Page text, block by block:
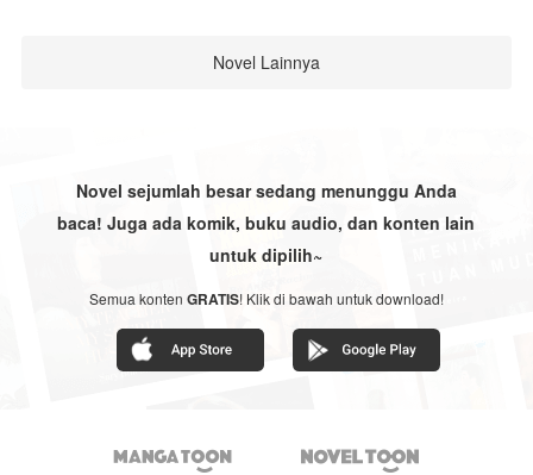
Novel Lainnya
Novel sejumlah besar sedang menunggu Anda
baca! Juga ada komik, buku audio, dan konten lain
untuk dipilih~
Semua konten GRATIS! Klik di bawah untuk download!
 